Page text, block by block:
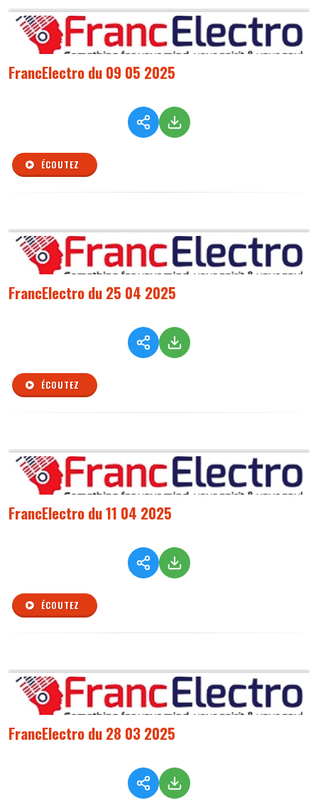
FrancElectro du 09 05 2025
ÉCOUTEZ
FrancElectro du 25 04 2025
ÉCOUTEZ
FrancElectro du 11 04 2025
ÉCOUTEZ
FrancElectro du 28 03 2025